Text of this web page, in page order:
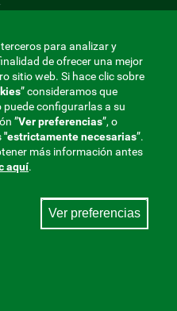
|Aviso legal|Privacidad
2026
para analizar y
de ofrecer una mejor
sitio web. Si hace clic sobre
” consideramos que
configurarlas a su
”Ver preferencias”, o
"estrictamentenecesarias”.
más información antes
aquí.
Ver preferencias